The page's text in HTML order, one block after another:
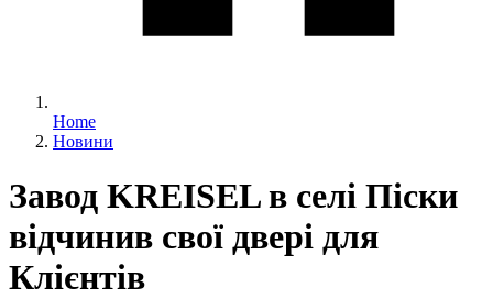
Home
Новини
Завод KREISEL в селі Піски
відчинив свої двері для
Клієнтів